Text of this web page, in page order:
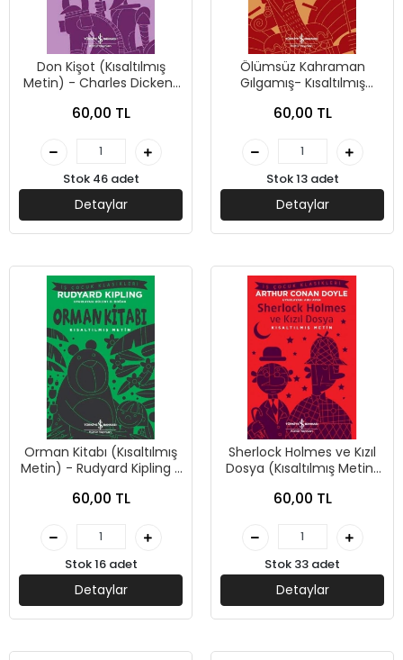
Don Kişot (Kısaltılmış
Metin) - Charles Dickens
Yayınları
60,00 TL
Stok 46 adet
Detaylar
Ölümsüz Kahraman
Gılgamış- Kısaltılmış
60,00 TL
Stok 13 adet
Detaylar
Orman Kitabı (Kısaltılmış
Metin) - Rudyard Kipling -
60,00 TL
Stok 16 adet
Detaylar
Sherlock Holmes ve Kızıl
Dosya (Kısaltılmış Metin)
İş Bankası Kültür Yayınları
60,00 TL
Stok 33 adet
Detaylar